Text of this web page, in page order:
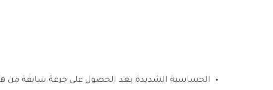
الحساسية الشديدة بعد الحصول على جرعة سابقة من هذا